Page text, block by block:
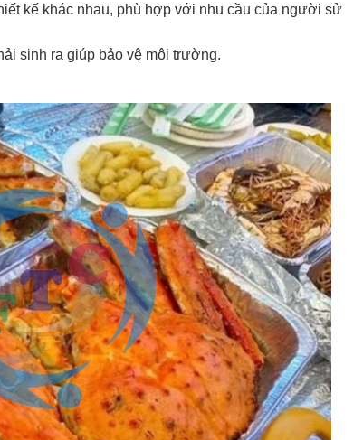
kế khác nhau, phù hợp với nhu cầu của người sử
sinh ra giúp bảo vệ môi trường.